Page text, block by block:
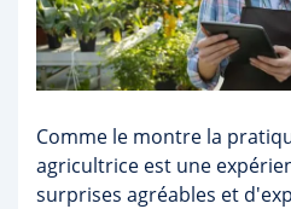
Comme le montre la
agricultrice est une
surprises agréables et